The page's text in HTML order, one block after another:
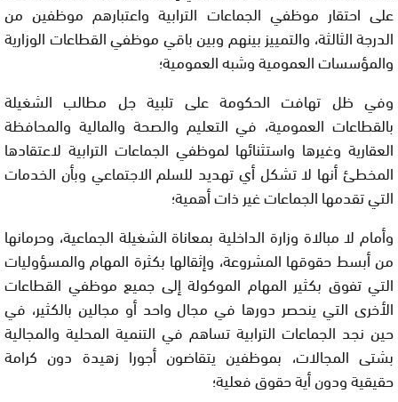
على احتقار موظفي الجماعات الترابية واعتبارهم موظفين من
الدرجة الثالثة، والتمييز بينهم وبين باقي موظفي القطاعات الوزارية
والمؤسسات العمومية وشبه العمومية؛
وفي ظل تهافت الحكومة على تلبية جل مطالب الشغيلة
بالقطاعات العمومية، في التعليم والصحة والمالية والمحافظة
العقارية وغيرها واستثنائها لموظفي الجماعات الترابية لاعتقادها
المخطئ أنها لا تشكل أي تهديد للسلم الاجتماعي وبأن الخدمات
التي تقدمها الجماعات غير ذات أهمية؛
وأمام لا مبالاة وزارة الداخلية بمعاناة الشغيلة الجماعية، وحرمانها
من أبسط حقوقها المشروعة، وإثقالها بكثرة المهام والمسؤوليات
التي تفوق بكثير المهام الموكولة إلى جميع موظفي القطاعات
الأخرى التي ينحصر دورها في مجال واحد أو مجالين بالكثير، في
حين نجد الجماعات الترابية تساهم في التنمية المحلية والمجالية
بشتى المجالات، بموظفين يتقاضون أجورا زهيدة دون كرامة
حقيقية ودون أية حقوق فعلية؛